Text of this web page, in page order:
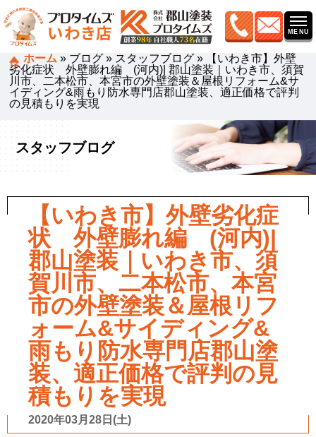
ホーム » ブログ » スタッフブログ »
【いわき市】外壁
劣化症状 外壁膨れ編 (河内)| 郡山塗装｜いわき市、須賀
川市、二本松市、本宮市の外壁塗装＆屋根リフォーム&サ
イディング&雨もり防水専門店郡山塗装、適正価格で評判
の見積もりを実現
スタッフブログ
【いわき市】外壁劣化症
状 外壁膨れ編 (河内)|
郡山塗装｜いわき市、須
賀川市、二本松市、本宮
市の外壁塗装＆屋根リフ
ォーム&サイディング&
雨もり防水専門店郡山塗
装、適正価格で評判の見
積もりを実現
2020年03月28日(土)